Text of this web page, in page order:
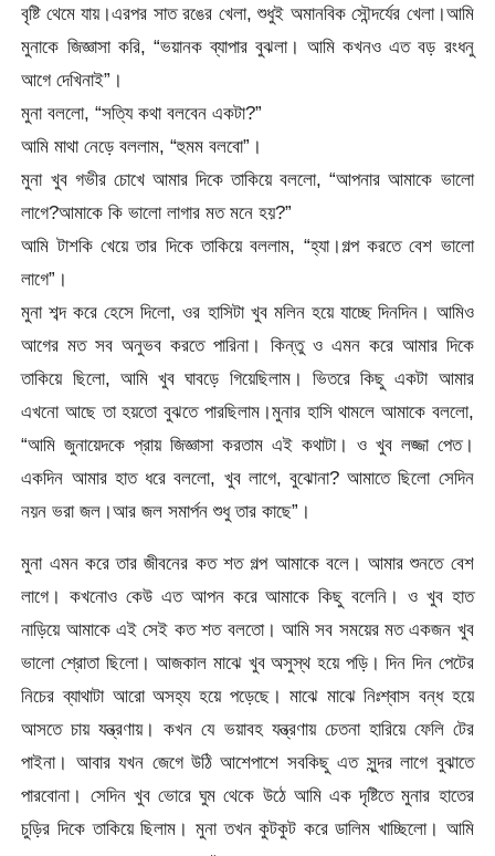
বৃষ্টি থেমে যায়।এরপর সাত রঙের খেলা, শুধুই অমানবিক সৌন্দর্যের খেলা।আমি
মুনাকে জিজ্ঞাসা করি, “ভয়ানক ব্যাপার বুঝলা। আমি কখনও এত বড় রংধনু
আগে দেখিনাই”।
মুনা বললো, “সত্যি কথা বলবেন একটা?”
আমি মাথা নেড়ে বললাম, “হুমম বলবো”।
মুনা খুব গভীর চোখে আমার দিকে তাকিয়ে বললো, “আপনার আমাকে ভালো
লাগে?আমাকে কি ভালো লাগার মত মনে হয়?”
আমি টাশকি খেয়ে তার দিকে তাকিয়ে বললাম, “হ্যা।গল্প করতে বেশ ভালো
লাগে”।
মুনা শব্দ করে হেসে দিলো, ওর হাসিটা খুব মলিন হয়ে যাচ্ছে দিনদিন। আমিও
আগের মত সব অনুভব করতে পারিনা। কিন্তু ও এমন করে আমার দিকে
তাকিয়ে ছিলো, আমি খুব ঘাবড়ে গিয়েছিলাম। ভিতরে কিছু একটা আমার
এখনো আছে তা হয়তো বুঝতে পারছিলাম।মুনার হাসি থামলে আমাকে বললো,
“আমি জুনায়েদকে প্রায় জিজ্ঞাসা করতাম এই কথাটা। ও খুব লজ্জা পেত।
একদিন আমার হাত ধরে বললো, খুব লাগে, বুঝোনা? আমাতে ছিলো সেদিন
নয়ন ভরা জল।আর জল সমার্পন শুধু তার কাছে”।
মুনা এমন করে তার জীবনের কত শত গল্প আমাকে বলে। আমার শুনতে বেশ
লাগে। কখনোও কেউ এত আপন করে আমাকে কিছু বলেনি। ও খুব হাত
নাড়িয়ে আমাকে এই সেই কত শত বলতো। আমি সব সময়ের মত একজন খুব
ভালো শ্রোতা ছিলো। আজকাল মাঝে খুব অসুস্থ হয়ে পড়ি। দিন দিন পেটের
নিচের ব্যাথাটা আরো অসহ্য হয়ে পড়েছে। মাঝে মাঝে নিঃশ্বাস বন্ধ হয়ে
আসতে চায় যন্ত্রণায়। কখন যে ভয়াবহ যন্ত্রণায় চেতনা হারিয়ে ফেলি টের
পাইনা। আবার যখন জেগে উঠি আশেপাশে সবকিছু এত সুন্দর লাগে বুঝাতে
পারবোনা। সেদিন খুব ভোরে ঘুম থেকে উঠে আমি এক দৃষ্টিতে মুনার হাতের
চুড়ির দিকে তাকিয়ে ছিলাম। মুনা তখন কুটকুট করে ডালিম খাচ্ছিলো। আমি